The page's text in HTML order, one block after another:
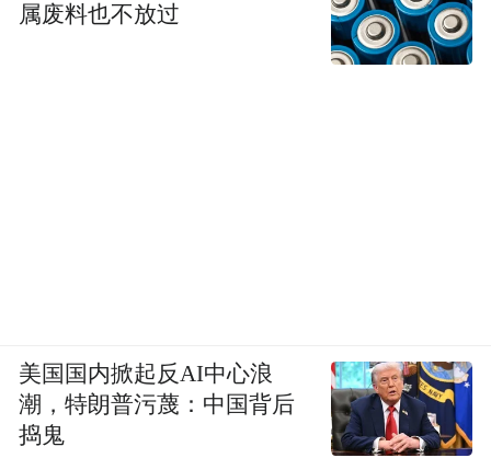
属废料也不放过
美国国内掀起反AI中心浪
潮，特朗普污蔑：中国背后
捣鬼